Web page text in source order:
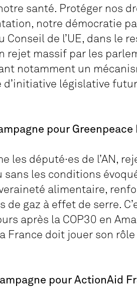
santé. Protéger nos
notre démocratie
Conseil de l’UE, dans le
rejet massif par les
notamment un
législative
pour Greenpeace
les député·es de l’AN,
sans les conditions
alimentaire,
de gaz à effet de serre.
après la COP30 en
France doit jouer son
pour ActionAid